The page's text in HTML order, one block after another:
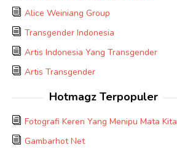
Alice Weiniang Group
Transgender Indonesia
Artis Indonesia Yang Transgender
Artis Transgender
Hotmagz Terpopuler
Fotografi Keren Yang Menipu Mata Kita
Gambarhot Net